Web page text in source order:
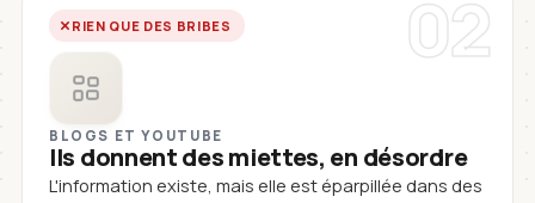
02
RIEN QUE DES BRIBES
BLOGS ET YOUTUBE
Ils donnent des miettes, en désordre
L'information existe, mais elle est éparpillée dans des